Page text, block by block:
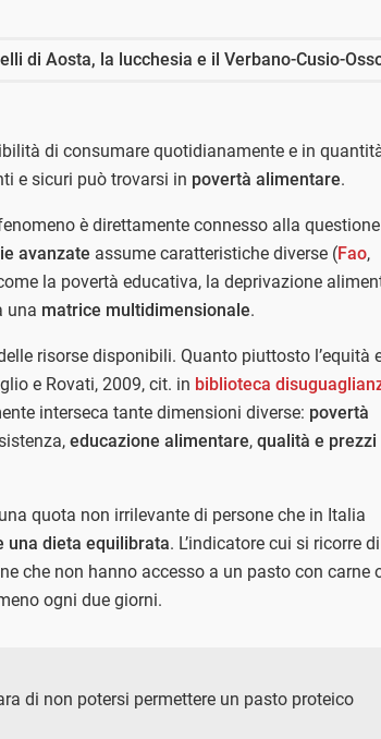
di Aosta, la lucchesia e il Verbano-Cusio-
di consumare quotidianamente e in
e sicuri può trovarsi in povertà alimentare.
è direttamente connesso alla questione
avanzate assume caratteristiche diverse (Fao,
la povertà educativa, la deprivazione
una matrice multidimensionale.
risorse disponibili. Quanto piuttosto l’equità
e Rovati, 2009, cit. in biblioteca
interseca tante dimensioni diverse: povertà
educazione alimentare, qualità e prezzi
quota non irrilevante di persone che in Italia
una dieta equilibrata. L’indicatore cui si ricorre di
che non hanno accesso a un pasto con carne
ogni due giorni.
di non potersi permettere un pasto proteico